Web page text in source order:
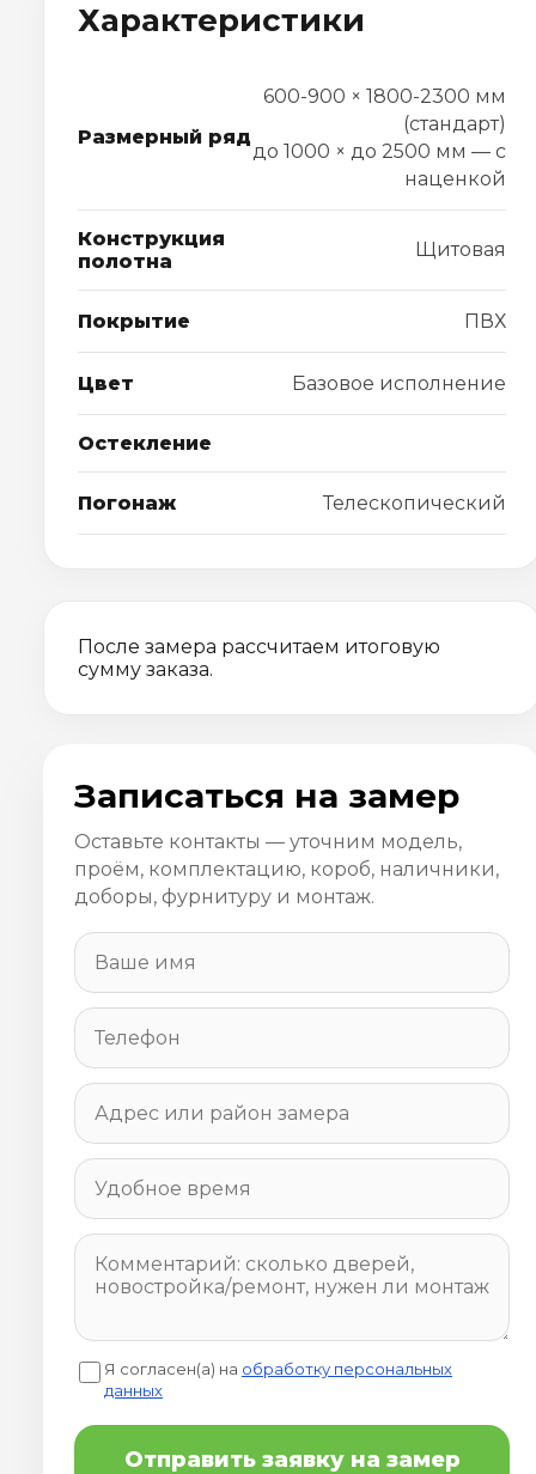
Характеристики
Размерный ряд
600-900 × 1800-2300 мм
(стандарт)
до 1000 × до 2500 мм — с
наценкой
Конструкция
полотна
Щитовая
Покрытие ПВХ
Цвет Базовое исполнение
Остекление
Погонаж Телескопический
После замера рассчитаем итоговую
сумму заказа.
Записаться на замер
Оставьте контакты — уточним модель,
проём, комплектацию, короб, наличники,
доборы, фурнитуру и монтаж.
Я согласен(а) на обработку персональных
данных
Отправить заявку на замер